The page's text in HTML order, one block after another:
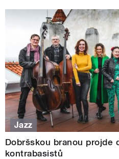
Jazz
Dobršskou branou projde
kontrabasistů